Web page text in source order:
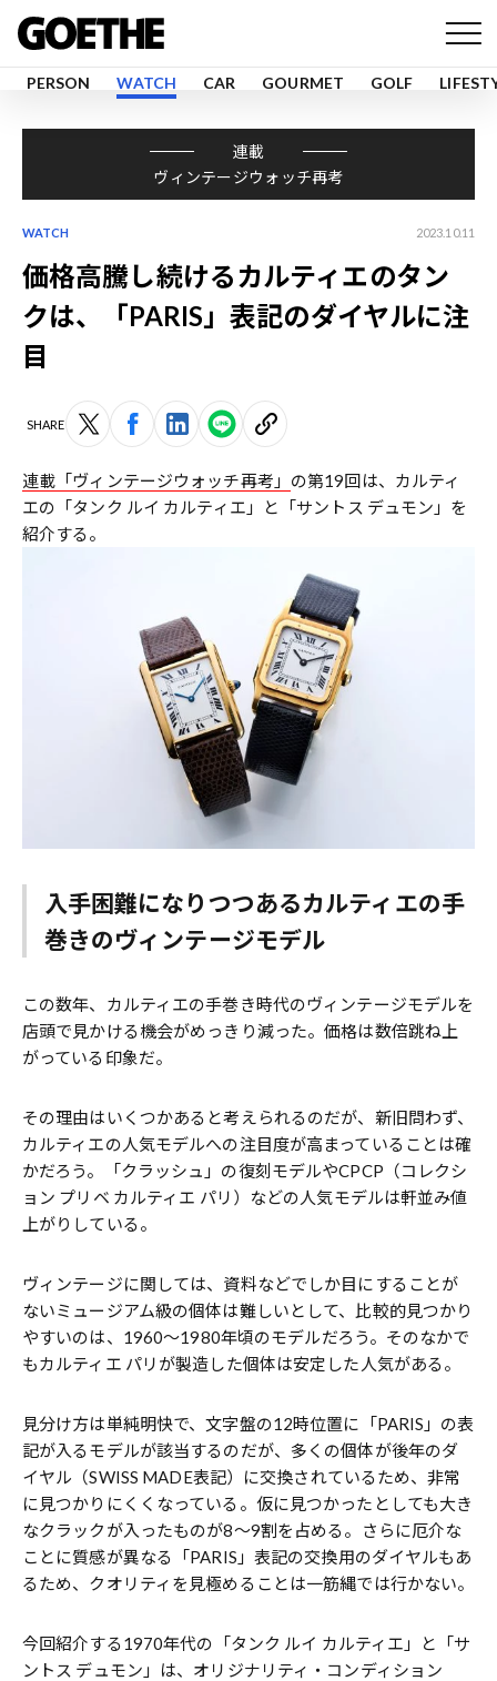
PERSON WATCH CAR GOURMET GOLF
連載
ヴィンテージウォッチ再考
WATCH 2023.10.11
価格高騰し続けるカルティエのタン
クは、「PARIS」表記のダイヤルに注
目
SHARE
連載「ヴィンテージウォッチ再考」 の第19回は、カルティ
エの「タンク ルイ カルティエ」と「サントス デュモン」を
紹介する。
入手困難になりつつあるカルティエの手
巻きのヴィンテージモデル
この数年、カルティエの手巻き時代のヴィンテージモデルを
店頭で見かける機会がめっきり減った。価格は数倍跳ね上
がっている印象だ。
その理由はいくつかあると考えられるのだが、新旧問わず、
カルティエの人気モデルへの注目度が高まっていることは確
かだろう。「クラッシュ」の復刻モデルやCPCP（コレクシ
ョン プリベ カルティエ パリ）などの人気モデルは軒並み値
上がりしている。
ヴィンテージに関しては、資料などでしか目にすることが
ないミュージアム級の個体は難しいとして、比較的見つかり
やすいのは、1960～1980年頃のモデルだろう。そのなかで
もカルティエ パリが製造した個体は安定した人気がある。
見分け方は単純明快で、文字盤の12時位置に「PARIS」の表
記が入るモデルが該当するのだが、多くの個体が後年のダ
イヤル（SWISS MADE表記）に交換されているため、非常
に見つかりにくくなっている。仮に見つかったとしても大き
なクラックが入ったものが8～9割を占める。さらに厄介な
ことに質感が異なる「PARIS」表記の交換用のダイヤルもあ
るため、クオリティを見極めることは一筋縄では行かない。
今回紹介する1970年代の「タンク ルイ カルティエ」と「サ
ントス デュモン」は、オリジナリティ・コンディション